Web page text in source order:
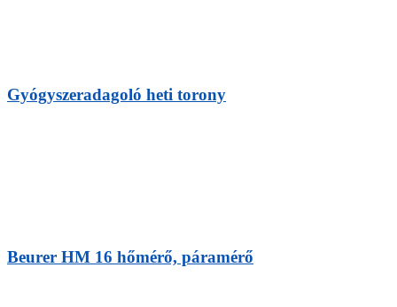
Gyógyszeradagoló heti torony
Beurer HM 16 hőmérő, páramérő